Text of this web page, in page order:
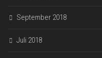
September 2018
Juli 2018